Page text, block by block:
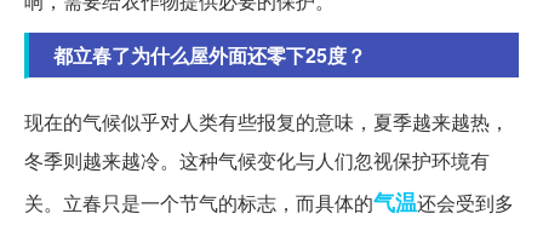
都立春了为什么屋外面还零下25度？
现在的气候似乎对人类有些报复的意味，夏季越来越热，
冬季则越来越冷。这种气候变化与人们忽视保护环境有
关。立春只是一个节气的标志，而具体的气温还会受到多